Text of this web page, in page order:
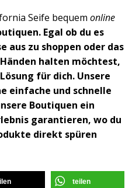
Seife bequem online
Egal ob du es
aus zu shoppen oder das
halten möchtest,
für dich. Unsere
einfache und schnelle
Boutiquen ein
garantieren, wo du
direkt spüren
teilen